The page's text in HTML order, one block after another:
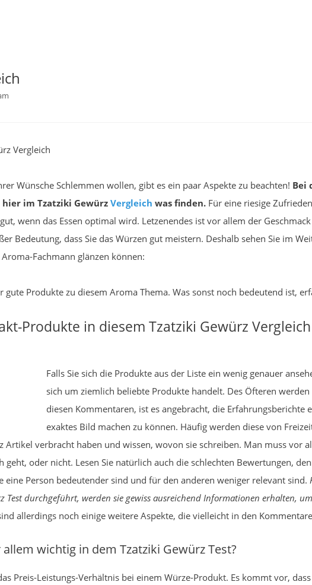
Vergleich
Wünsche Schlemmen wollen, gibt es ein paar Aspekte zu beachten! Bei
im Tzatziki Gewürz Vergleich was finden. Für eine riesige
wenn das Essen optimal wird. Letzenendes ist vor allem der
Bedeutung, dass Sie das Würzen gut meistern. Deshalb sehen Sie im
Fachmann glänzen können:
Produkte zu diesem Aroma Thema. Was sonst noch bedeutend ist,
Produkte in diesem Tzatziki Gewürz Vergleich
Falls Sie sich die Produkte aus der Liste ein wenig genauer
sich um ziemlich beliebte Produkte handelt. Des Öfteren
diesen Kommentaren, ist es angebracht, die Erfahrungsberichte
exaktes Bild machen zu können. Häufig werden diese von
Artikel verbracht haben und wissen, wovon sie schreiben. Man muss vor
geht, oder nicht. Lesen Sie natürlich auch die schlechten Bewertungen,
eine Person bedeutender sind und für den anderen weniger relevant sind.
Test durchgeführt, werden sie gewiss ausreichend Informationen erhalten,
allerdings noch einige weitere Aspekte, die vielleicht in den
wichtig in dem Tzatziki Gewürz Test?
Preis-Leistungs-Verhältnis bei einem Würze-Produkt. Es kommt vor,